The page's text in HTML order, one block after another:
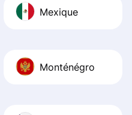
Mexique
Monténégro